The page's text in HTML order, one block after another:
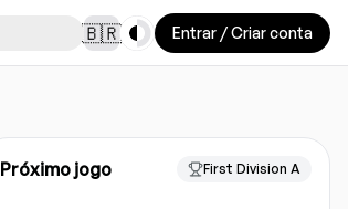
🇧🇷 Toggle theme
Entrar / Criar conta
Próximo jogo First Division A